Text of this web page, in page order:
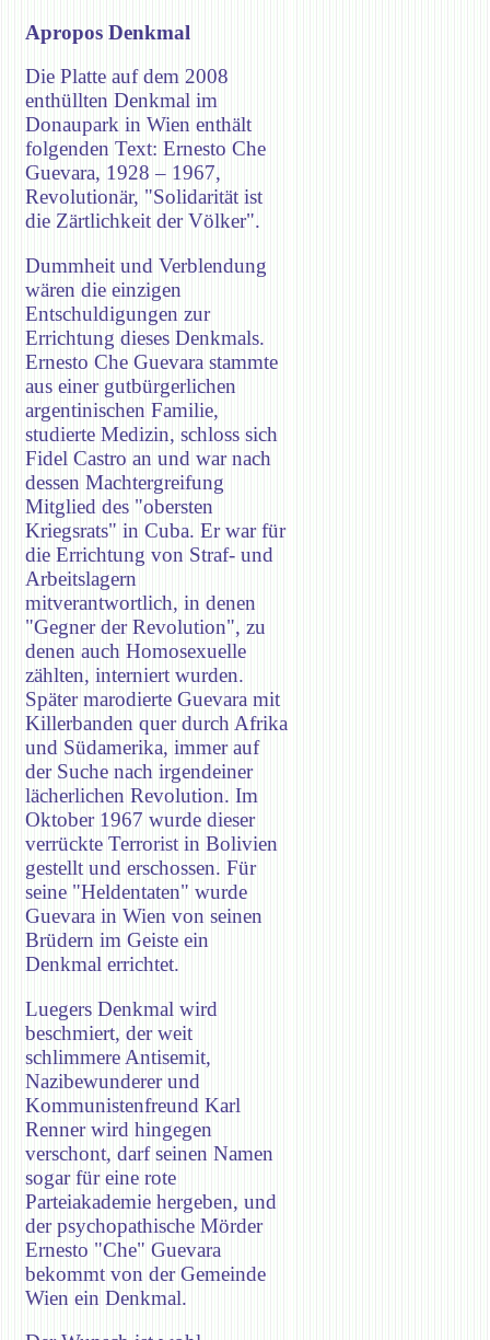
Apropos Denkmal
Die Platte auf dem 2008
enthüllten Denkmal im
Donaupark in Wien enthält
folgenden Text: Ernesto Che
Guevara, 1928 – 1967,
Revolutionär, "Solidarität ist
die Zärtlichkeit der Völker".
Dummheit und Verblendung
wären die einzigen
Entschuldigungen zur
Errichtung dieses Denkmals.
Ernesto Che Guevara stammte
aus einer gutbürgerlichen
argentinischen Familie,
studierte Medizin, schloss sich
Fidel Castro an und war nach
dessen Machtergreifung
Mitglied des "obersten
Kriegsrats" in Cuba. Er war für
die Errichtung von Straf- und
Arbeitslagern
mitverantwortlich, in denen
"Gegner der Revolution", zu
denen auch Homosexuelle
zählten, interniert wurden.
Später marodierte Guevara mit
Killerbanden quer durch Afrika
und Südamerika, immer auf
der Suche nach irgendeiner
lächerlichen Revolution. Im
Oktober 1967 wurde dieser
verrückte Terrorist in Bolivien
gestellt und erschossen. Für
seine "Heldentaten" wurde
Guevara in Wien von seinen
Brüdern im Geiste ein
Denkmal errichtet.
Luegers Denkmal wird
beschmiert, der weit
schlimmere Antisemit,
Nazibewunderer und
Kommunistenfreund Karl
Renner wird hingegen
verschont, darf seinen Namen
sogar für eine rote
Parteiakademie hergeben, und
der psychopathische Mörder
Ernesto "Che" Guevara
bekommt von der Gemeinde
Wien ein Denkmal.